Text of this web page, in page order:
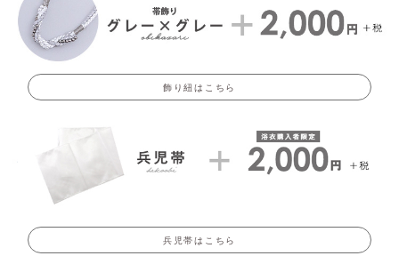
飾り紐はこちら
兵児帯はこちら